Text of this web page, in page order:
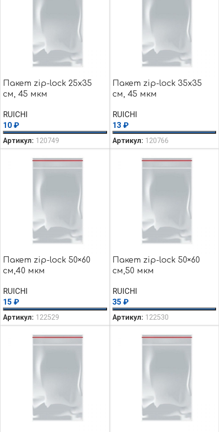
Пакет zip-lock 25х35
см, 45 мкм
RUICHI
10 ₽
Артикул: 120749
Пакет zip-lock 35х35
см, 45 мкм
RUICHI
13 ₽
Артикул: 120766
Пакет zip-lock 50×60
см,40 мкм
RUICHI
15 ₽
Артикул: 122529
Пакет zip-lock 50×60
см,50 мкм
RUICHI
35 ₽
Артикул: 122530